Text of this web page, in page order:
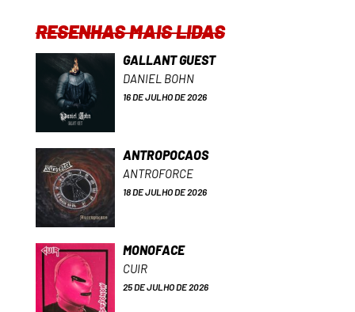
RESENHAS MAIS LIDAS
GALLANT GUEST
DANIEL BOHN
16 DE JULHO DE 2026
ANTROPOCAOS
ANTROFORCE
18 DE JULHO DE 2026
MONOFACE
CUIR
25 DE JULHO DE 2026